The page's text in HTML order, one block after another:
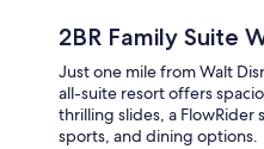
2BR Family Suite
Just one mile from Walt
all-suite resort offers
thrilling slides, a FlowRider
sports, and dining options.